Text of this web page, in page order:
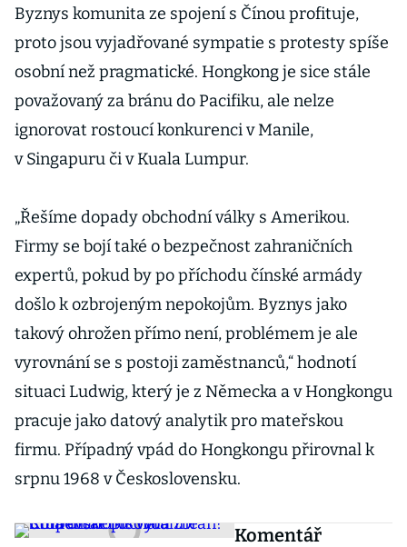
Byznys komunita ze spojení s Čínou profituje,
proto jsou vyjadřované sympatie s protesty spíše
osobní než pragmatické. Hongkong je sice stále
považovaný za bránu do Pacifiku, ale nelze
ignorovat rostoucí konkurenci v Manile,
v Singapuru či v Kuala Lumpur.
„Řešíme dopady obchodní války s Amerikou.
Firmy se bojí také o bezpečnost zahraničních
expertů, pokud by po příchodu čínské armády
došlo k ozbrojeným nepokojům. Byznys jako
takový ohrožen přímo není, problémem je ale
vyrovnání se s postoji zaměstnanců,“ hodnotí
situaci Ludwig, který je z Německa a v Hongkongu
pracuje jako datový analytik pro mateřskou
firmu. Případný vpád do Hongkongu přirovnal k
srpnu 1968 v Československu.
Komentář